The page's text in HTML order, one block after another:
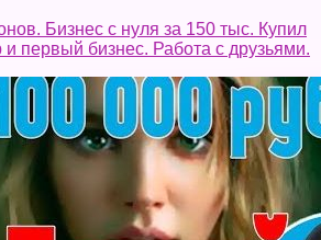
на телеграм каналах.
вложений